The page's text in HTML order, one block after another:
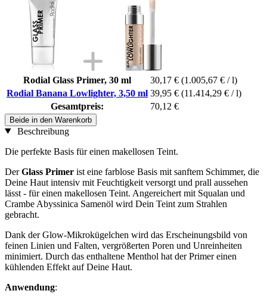
Rodial Glass Primer, 30 ml 30,17 € (1.005,67 € / l)
Rodial Banana Lowlighter, 3,50 ml 39,95 € (11.414,29 € / l)
Gesamtpreis:
70,12 €
Beide in den Warenkorb
Beschreibung
Die perfekte Basis für einen makellosen Teint.
DerGlass Primer ist eine farblose Basis mit sanftem Schimmer, die
Deine Haut intensiv mit Feuchtigkeit versorgt und prall aussehen
lässt - für einen makellosen Teint. Angereichert mit Squalan und
Crambe Abyssinica Samenöl wird Dein Teint zum Strahlen
gebracht.
Dank der Glow-Mikrokügelchen wird das Erscheinungsbild von
feinen Linien und Falten, vergrößerten Poren und Unreinheiten
minimiert. Durch das enthaltene Menthol hat der Primer einen
kühlenden Effekt auf Deine Haut.
Anwendung: